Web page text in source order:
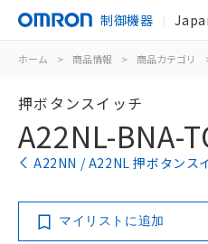
制御機器
ホーム > 商品情報 > 商品カテゴリ
押ボタンスイッチ
A22NL-BNA-
A22NN / A22NL 押ボタンス
マイリストに追加